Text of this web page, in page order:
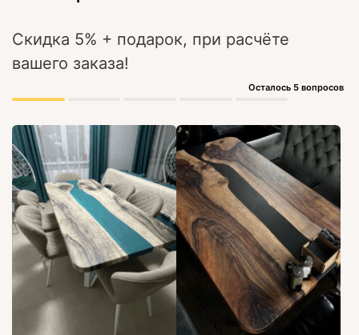
Скидка 5% + подарок, при расчёте
вашего заказа!
Осталось 5 вопросов